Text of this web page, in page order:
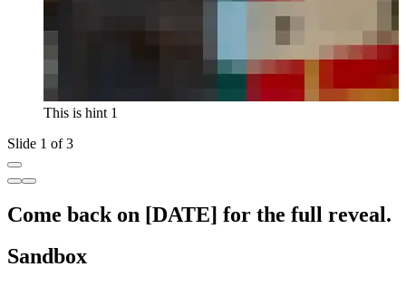
This is hint 1
Slide 1 of 3
Come back on [DATE] for the full reveal.
Sandbox